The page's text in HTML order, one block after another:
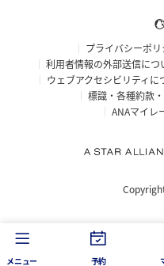
プライバシーポリ
利用者情報の外部送信につ
ウェブアクセシビリティに
標識・各種約款
ANAマイレ
メニュー 予約